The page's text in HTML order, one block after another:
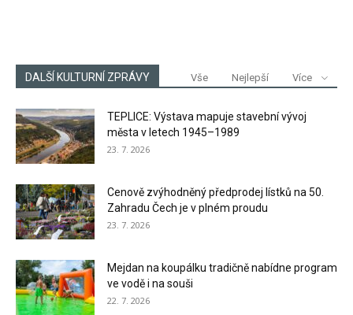
DALŠÍ KULTURNÍ ZPRÁVY Vše Nejlepší Více
TEPLICE: Výstava mapuje stavební vývoj
města v letech 1945–1989
23. 7. 2026
Cenově zvýhodněný předprodej lístků na 50.
Zahradu Čech je v plném proudu
23. 7. 2026
Mejdan na koupálku tradičně nabídne program
ve vodě i na souši
22. 7. 2026